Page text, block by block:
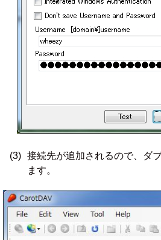
(3)
接続先が追加されるので、ダ
ます。